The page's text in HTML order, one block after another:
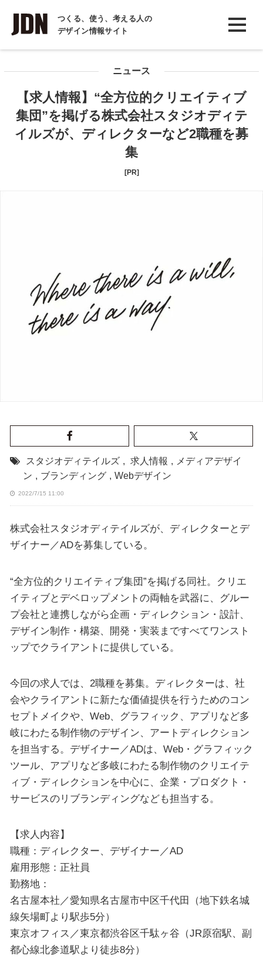
つくる、使う、考える人の
デザイン情報サイト
INTERVIEW
インタビュー
COLUMN
コラム
ニュース
【求人情報】“全方位的クリエイティブ
集団”を掲げる株式会社スタジオディテ
イルズが、ディレクターなど2職種を募
集
[PR]
スタジオディテイルズ , 求人情報 , メディアデザイ
ン , ブランディング , Webデザイン
2022/7/15 11:00
株式会社スタジオディテイルズが、ディレクターとデ
ザイナー／ADを募集している。
“全方位的クリエイティブ集団”を掲げる同社。クリエ
イティブとデベロップメントの両軸を武器に、グルー
プ会社と連携しながら企画・ディレクション・設計、
デザイン制作・構築、開発・実装まですべてワンスト
ップでクライアントに提供している。
今回の求人では、2職種を募集。ディレクターは、社
会やクライアントに新たな価値提供を行うためのコン
セプトメイクや、Web、グラフィック、アプリなど多
岐にわたる制作物のデザイン、アートディレクション
を担当する。デザイナー／ADは、Web・グラフィック
ツール、アプリなど多岐にわたる制作物のクリエイテ
ィブ・ディレクションを中心に、企業・プロダクト・
サービスのリブランディングなども担当する。
【求人内容】
職種：ディレクター、デザイナー／AD
雇用形態：正社員
勤務地：
名古屋本社／愛知県名古屋市中区千代田（地下鉄名城
線矢場町より駅歩5分）
東京オフィス／東京都渋谷区千駄ヶ谷（JR原宿駅、副
都心線北参道駅より徒歩8分）